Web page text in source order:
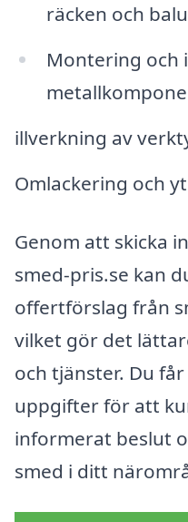
räcken och
Montering och
illverkning av
Omlackering och
Genom att skicka
smed-pris.se kan
offertförslag från
vilket gör det
och tjänster. Du
uppgifter för att
informerat beslut
smed i ditt